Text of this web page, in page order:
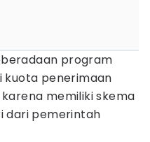
program
penerimaan
memiliki skema
dari pemerintah